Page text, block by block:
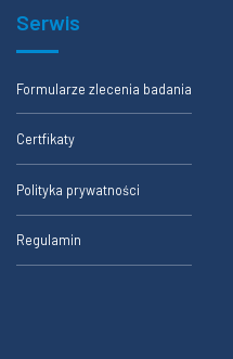
Serwis
Formularze zlecenia badania
Certfikaty
Polityka prywatności
Regulamin